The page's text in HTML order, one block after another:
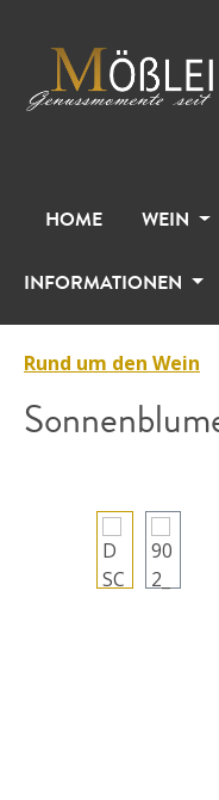
HOME WEIN
INFORMATIONEN
Rund um den Wein
Bildergalerie